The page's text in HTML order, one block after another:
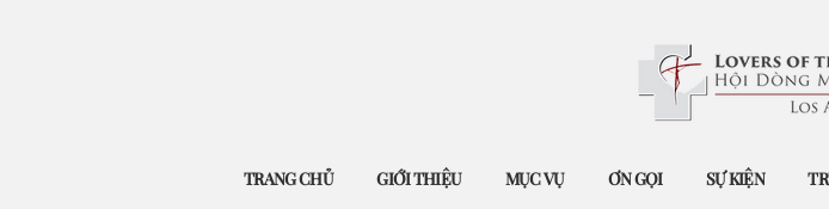
TRANG CHỦ GIỚI THIỆU MỤC VỤ ƠN GỌI SỰ KIỆN